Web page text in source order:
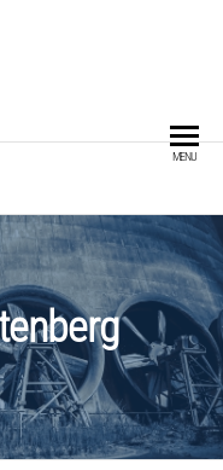
da Pesca
MENU